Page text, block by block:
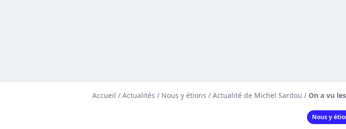
Accueil / Actualités / Nous y étions / Actualité de Michel Sardou / On a vu
Nous y